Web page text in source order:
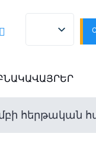
հերթական